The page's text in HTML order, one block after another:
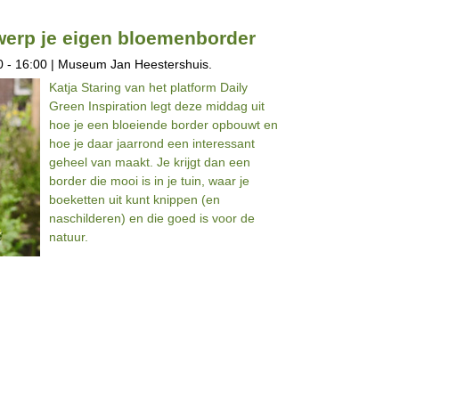
je eigen bloemenborder
- 16:00 | Museum Jan Heestershuis.
Katja Staring van het platform Daily
Green Inspiration legt deze middag uit
hoe je een bloeiende border opbouwt en
hoe je daar jaarrond een interessant
geheel van maakt. Je krijgt dan een
border die mooi is in je tuin, waar je
boeketten uit kunt knippen (en
naschilderen) en die goed is voor de
natuur.